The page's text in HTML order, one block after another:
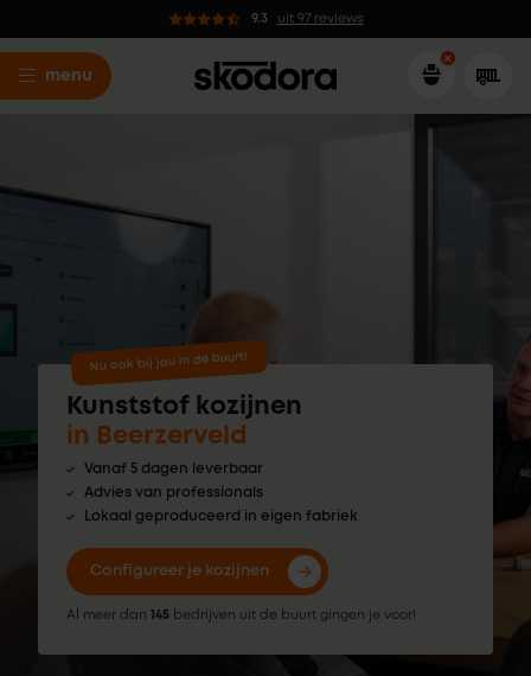
9.3 uit 97 reviews
menu
Nu ook bij jou in de buurt!
Kunststof kozijnen
in Beerzerveld
Vanaf 5 dagen leverbaar
Advies van professionals
Lokaal geproduceerd in eigen fabriek
Configureer je kozijnen
Al meer dan 145 bedrijven uit de buurt gingen je voor!